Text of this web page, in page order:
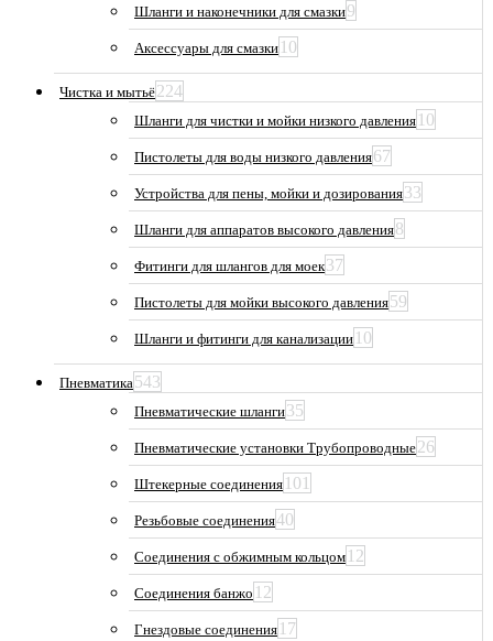
Шланги и наконечники для смазки9
Аксессуары для смазки 10
Чистка и мытьё224
Шланги для чистки и мойки низкого давления 10
Пистолеты для воды низкого давления67
Устройства для пены, мойки и дозирования33
Шланги для аппаратов высокого давления8
Фитинги для шлангов для моек37
Пистолеты для мойки высокого давления59
Шланги и фитинги для канализации 10
Пневматика543
Пневматические шланги35
Пневматические установки Трубопроводные26
Штекерные соединения 101
Резьбовые соединения40
Соединения с обжимным кольцом 12
Соединения банжо 12
Гнездовые соединения 17